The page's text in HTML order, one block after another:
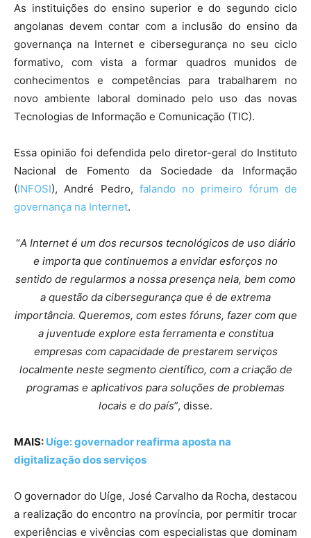
As instituições do ensino superior e do segundo ciclo
angolanas devem contar com a inclusão do ensino da
governança na Internet e cibersegurança no seu ciclo
formativo, com vista a formar quadros munidos de
conhecimentos e competências para trabalharem no
novo ambiente laboral dominado pelo uso das novas
Tecnologias de Informação e Comunicação (TIC).
Essa opinião foi defendida pelo diretor-geral do Instituto
Nacional de Fomento da Sociedade da Informação
(INFOSI), André Pedro, falando no primeiro fórum de
governança na Internet.
“A Internet é um dos recursos tecnológicos de uso diário
e importa que continuemos a envidar esforços no
sentido de regularmos a nossa presença nela, bem como
a questão da cibersegurança que é de extrema
importância. Queremos, com estes fóruns, fazer com que
a juventude explore esta ferramenta e constitua
empresas com capacidade de prestarem serviços
localmente neste segmento científico, com a criação de
programas e aplicativos para soluções de problemas
locais e do país”, disse.
MAIS: Uíge: governador reafirma aposta na
digitalização dos serviços
O governador do Uíge, José Carvalho da Rocha, destacou
a realização do encontro na província, por permitir trocar
experiências e vivências com especialistas que dominam